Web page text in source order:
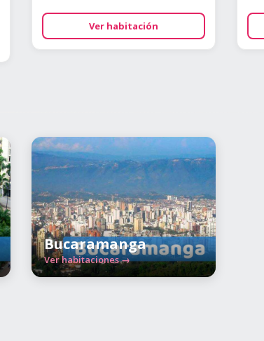
Ver habitación
Bucaramanga
Ver habitaciones →